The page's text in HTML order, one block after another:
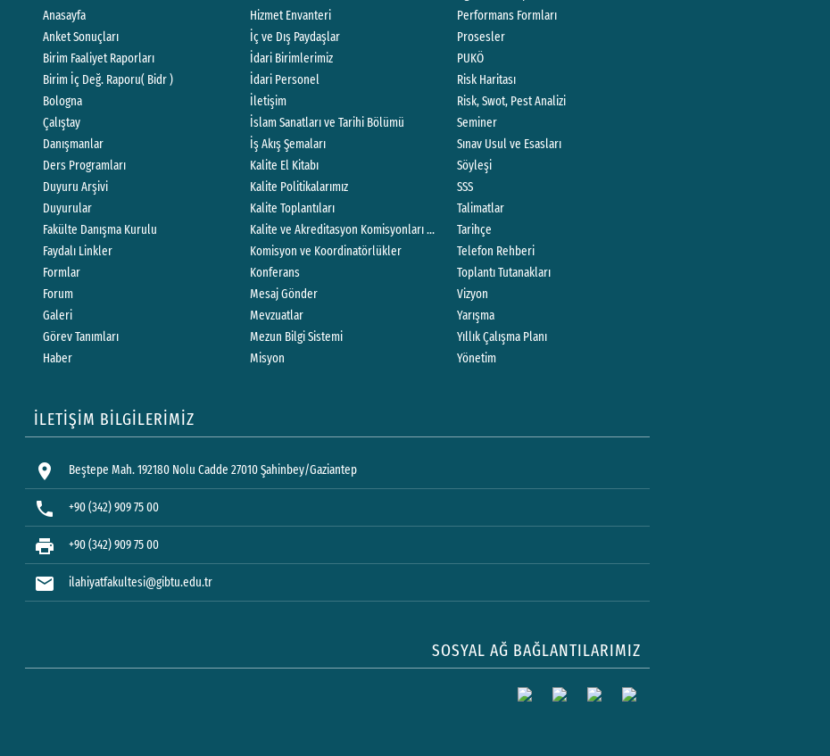
Anasayfa
Anket Sonuçları
Birim Faaliyet Raporları
Birim İç Değ. Raporu( Bidr )
Bologna
Çalıştay
Danışmanlar
Ders Programları
Duyuru Arşivi
Duyurular
Fakülte Danışma Kurulu
Faydalı Linkler
Formlar
Forum
Galeri
Görev Tanımları
Haber
Hizmet Envanteri
İç ve Dış Paydaşlar
İdari Birimlerimiz
İdari Personel
İletişim
İslam Sanatları ve Tarihi Bölümü
İş Akış Şemaları
Kalite El Kitabı
Kalite Politikalarımız
Kalite Toplantıları
Kalite ve Akreditasyon Komisyonları Çalışma Usul ve Esasları
Komisyon ve Koordinatörlükler
Konferans
Mesaj Gönder
Mevzuatlar
Mezun Bilgi Sistemi
Misyon
Performans Formları
Prosesler
PUKÖ
Risk Haritası
Risk, Swot, Pest Analizi
Seminer
Sınav Usul ve Esasları
Söyleşi
SSS
Talimatlar
Tarihçe
Telefon Rehberi
Toplantı Tutanakları
Vizyon
Yarışma
Yıllık Çalışma Planı
Yönetim
İLETİŞİM BİLGİLERİMİZ
location_on Beştepe Mah. 192180 Nolu Cadde 27010 Şahinbey/Gaziantep
phone +90 (342) 909 75 00
print +90 (342) 909 75 00
mail ilahiyatfakultesi@gibtu.edu.tr
SOSYAL AĞ BAĞLANTILARIMIZ